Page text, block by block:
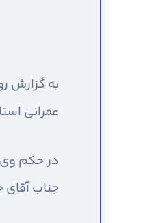
به گزارش
عمرانی
در حکم
جناب